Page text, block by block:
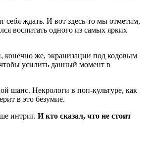
себя ждать. И вот здесь-то мы отметим,
воспитать одного из самых ярких
конечно же, экранизации под кодовым
усилить данный момент в
шанс. Некрологи в поп-культуре, как
в это безумие.
интриг. И кто сказал, что не стоит